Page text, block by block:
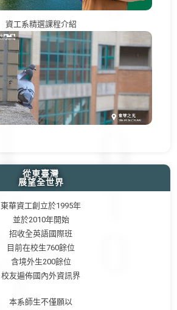
資工系精選課程介紹
從東臺灣
展望全世界
東華資工創立於1995年
並於2010年開始
招收全英語國際班
目前在校生760餘位
含境外生200餘位
校友遍佈國內外資訊界
本系師生不僅願以